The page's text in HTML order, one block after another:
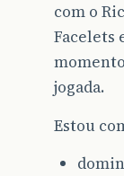
com o
Facelets
jogada.
Estou